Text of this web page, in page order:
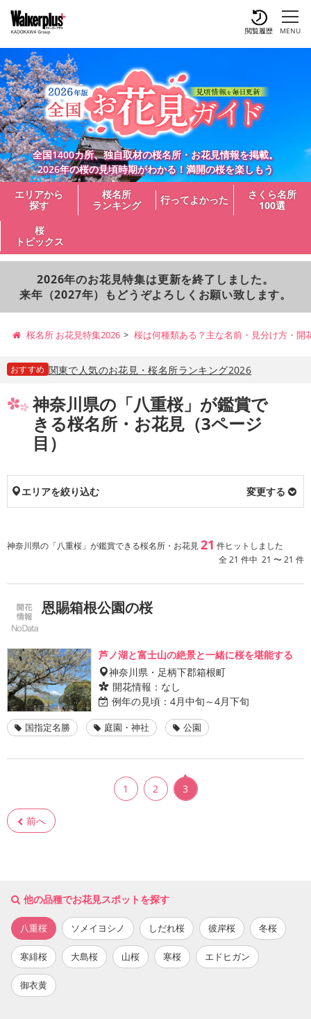
MENU
閲覧履歴
全国1400カ所、独自取材の桜名所・お花見情報を掲載。
2026年の桜の見頃時期がわかる！満開の桜を楽しもう
エリアから
探す
桜名所
ランキング
行ってよかった
さくら名所
100選
桜
トピックス
2026年のお花見特集は更新を終了しました。
来年（2027年）もどうぞよろしくお願い致します。
桜名所 お花見特集2026 桜は何種類ある？主な名前・見分け方・開
おすすめ 関東で人気のお花見・桜名所ランキング2026
神奈川県の「八重桜」が鑑賞で
きる桜名所・お花見（3ページ
目）
エリアを絞り込む 変更する
神奈川県の「八重桜」が鑑賞できる桜名所・お花見21 件ヒットしました
全 21 件中 21 〜 21 件
恩賜箱根公園の桜
芦ノ湖と富士山の絶景と一緒に桜を堪能する
神奈川県・足柄下郡箱根町
開花情報： なし
例年の見頃： 4月中旬～4月下旬
国指定名勝 庭園・神社 公園
前へ
1 2 3
他の品種でお花見スポットを探す
八重桜 ソメイヨシノ しだれ桜 彼岸桜 冬桜
寒緋桜 大島桜 山桜 寒桜 エドヒガン
御衣黄